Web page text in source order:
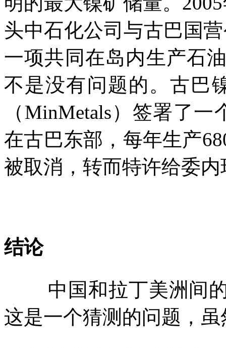
头中石化公司与古巴国
一项共同在岛内生产石
不是没有问题的。古巴
（ MinMetals）签署了一
在古巴东部，每年生产
被取消，转而特许给委内
结论
中国和拉丁美洲间
这是一个猜测的问题，